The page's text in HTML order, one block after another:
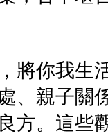
將你我生
、親子關
方。這些